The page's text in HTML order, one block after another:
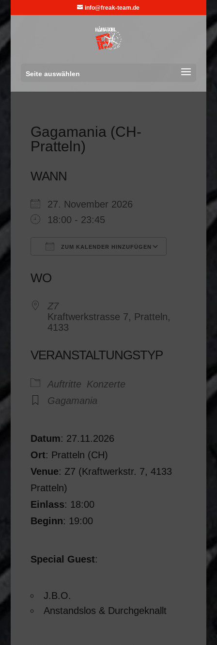
info@freak-team.de
Seite auswählen
Gagamania (CH-
Pratteln)
WANN
27. November 2026
18:00 - 23:45
ZUM KALENDER HINZUFÜGEN
WO
Z7
Kraftwerkstrasse 7, Pratteln,
4133
VERANSTALTUNGSTYP
Auftritte Konzerte
Gagamania
Datum: 27.11.2026
Ort: Pratteln (CH)
Venue: Z7 (Kraftwerkstr. 7, 4133
Pratteln)
Einlass: 18:00
Beginn: 19:00
Special Guest:
J.B.O.
Anstandslos & Durchgeknallt